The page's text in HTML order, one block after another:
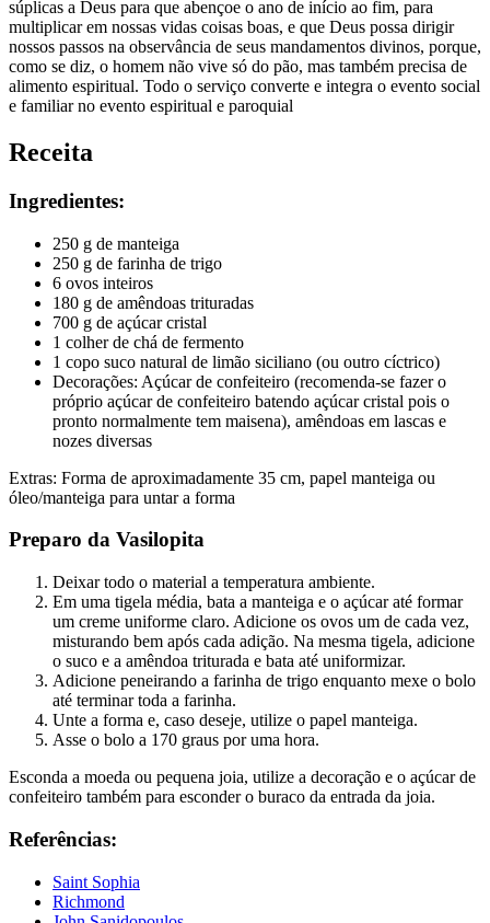
súplicas a Deus para que abençoe o ano de início ao fim, para
multiplicar em nossas vidas coisas boas, e que Deus possa dirigir
nossos passos na observância de seus mandamentos divinos, porque,
como se diz, o homem não vive só do pão, mas também precisa de
alimento espiritual. Todo o serviço converte e integra o evento social
e familiar no evento espiritual e paroquial
Receita
Ingredientes:
250 g de manteiga
250 g de farinha de trigo
6 ovos inteiros
180 g de amêndoas trituradas
700 g de açúcar cristal
1 colher de chá de fermento
1 copo suco natural de limão siciliano (ou outro cíctrico)
Decorações: Açúcar de confeiteiro (recomenda-se fazer o
próprio açúcar de confeiteiro batendo açúcar cristal pois o
pronto normalmente tem maisena), amêndoas em lascas e
nozes diversas
Extras: Forma de aproximadamente 35 cm, papel manteiga ou
óleo/manteiga para untar a forma
Preparo da Vasilopita
Deixar todo o material a temperatura ambiente.
Em uma tigela média, bata a manteiga e o açúcar até formar
um creme uniforme claro. Adicione os ovos um de cada vez,
misturando bem após cada adição. Na mesma tigela, adicione
o suco e a amêndoa triturada e bata até uniformizar.
Adicione peneirando a farinha de trigo enquanto mexe o bolo
até terminar toda a farinha.
Unte a forma e, caso deseje, utilize o papel manteiga.
Asse o bolo a 170 graus por uma hora.
Esconda a moeda ou pequena joia, utilize a decoração e o açúcar de
confeiteiro também para esconder o buraco da entrada da joia.
Referências:
Saint Sophia
Richmond